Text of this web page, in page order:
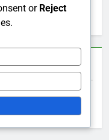
Özel teklifler,
or Reject